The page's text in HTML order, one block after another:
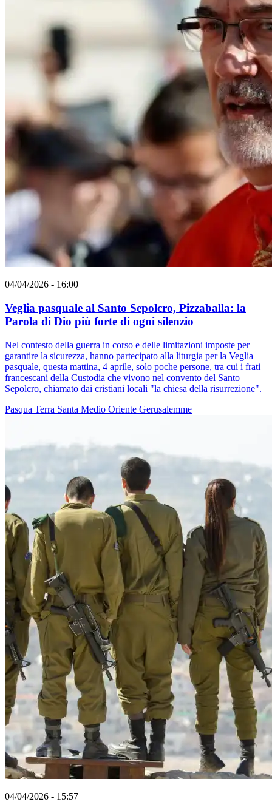
04/04/2026 - 16:00
Veglia pasquale al Santo Sepolcro, Pizzaballa: la
Parola di Dio più forte di ogni silenzio
Nel contesto della guerra in corso e delle limitazioni imposte per
garantire la sicurezza, hanno partecipato alla liturgia per la Veglia
pasquale, questa mattina, 4 aprile, solo poche persone, tra cui i frati
francescani della Custodia che vivono nel convento del Santo
Sepolcro, chiamato dai cristiani locali "la chiesa della risurrezione".
Pasqua Terra Santa Medio Oriente Gerusalemme
04/04/2026 - 15:57